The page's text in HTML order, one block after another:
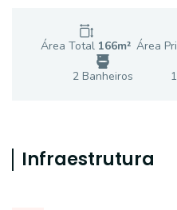
Área Total 166m² Área
2 Banheiros 1
Infraestrutura